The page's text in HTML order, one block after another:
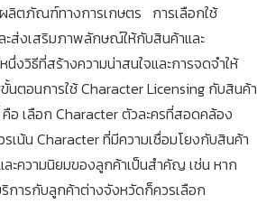
ลิตภัณฑ์ทางการเกษตร การเลือกใช้
ะส่งเสริมภาพลักษณ์ให้กับสินค้าและ
วิธีที่สร้างความน่าสนใจและการจดจำให้
ตอนการใช้ Character Licensing กับสินค้า
เลือก Character ตัวละครที่สอดคล้อง
น้น Character ที่มีความเชื่อมโยงกับสินค้า
ความนิยมของลูกค้าเป็นสำคัญ เช่น หาก
ารกับลูกค้าต่างจังหวัดก็ควรเลือก